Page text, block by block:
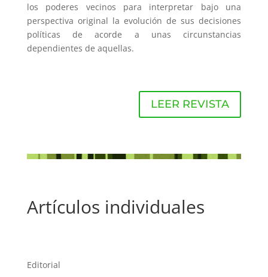
los poderes vecinos para interpretar bajo una
perspectiva original la evolución de sus decisiones
políticas de acorde a unas circunstancias
dependientes de aquellas.
LEER REVISTA
Artículos individuales
Editorial